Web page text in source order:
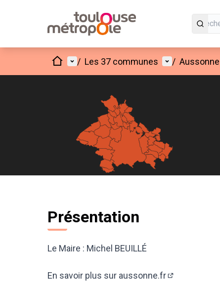
AccueilMenu principal
/ Les 37 communes Menu
/ Aussonne
Présentation
Le Maire : Michel BEUILLÉ
En savoir plus sur aussonne.fr